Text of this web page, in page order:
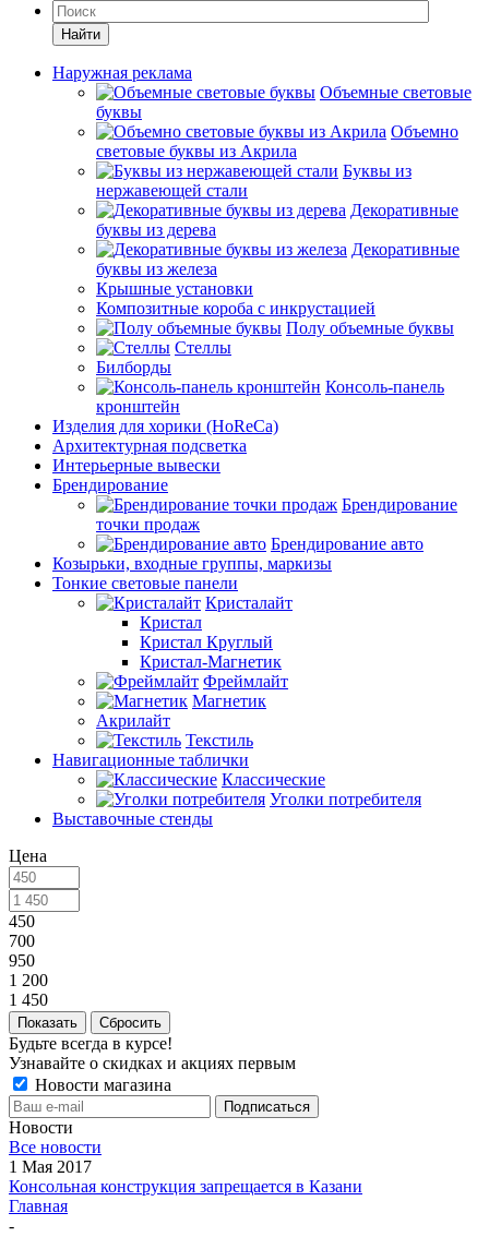
Найти
Наружная реклама
Объемные световые
буквы
Объемно
световые буквы из Акрила
Буквы из
нержавеющей стали
Декоративные
буквы из дерева
Декоративные
буквы из железа
Крышные установки
Композитные короба с инкрустацией
Полу объемные буквы
Стеллы
Билборды
Консоль-панель
кронштейн
Изделия для хорики (HoReCa)
Архитектурная подсветка
Интерьерные вывески
Брендирование
Брендирование
точки продаж
Брендирование авто
Козырьки, входные группы, маркизы
Тонкие световые панели
Кристалайт
Кристал
Кристал Круглый
Кристал-Магнетик
Фреймлайт
Магнетик
Акрилайт
Текстиль
Навигационные таблички
Классические
Уголки потребителя
Выставочные стенды
Цена
450
700
950
1 200
1 450
Сбросить
Будьте всегда в курсе!
Узнавайте о скидках и акциях первым
Новости магазина
Новости
Все новости
1 Мая 2017
Консольная конструкция запрещается в Казани
Главная
-